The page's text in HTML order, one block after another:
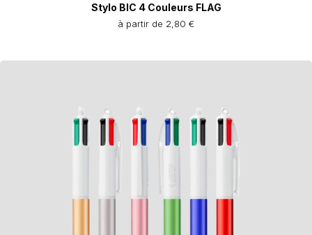
Stylo BIC 4 Couleurs FLAG
à partir de 2,80 €